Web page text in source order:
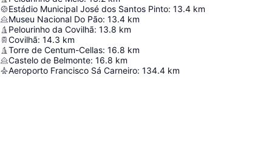
Estádio Municipal José dos Santos Pinto: 13.4 km
Museu Nacional Do Pão: 13.4 km
Pelourinho da Covilhã: 13.8 km
Covilhã: 14.3 km
Torre de Centum-Cellas: 16.8 km
Castelo de Belmonte: 16.8 km
Aeroporto Francisco Sá Carneiro: 134.4 km